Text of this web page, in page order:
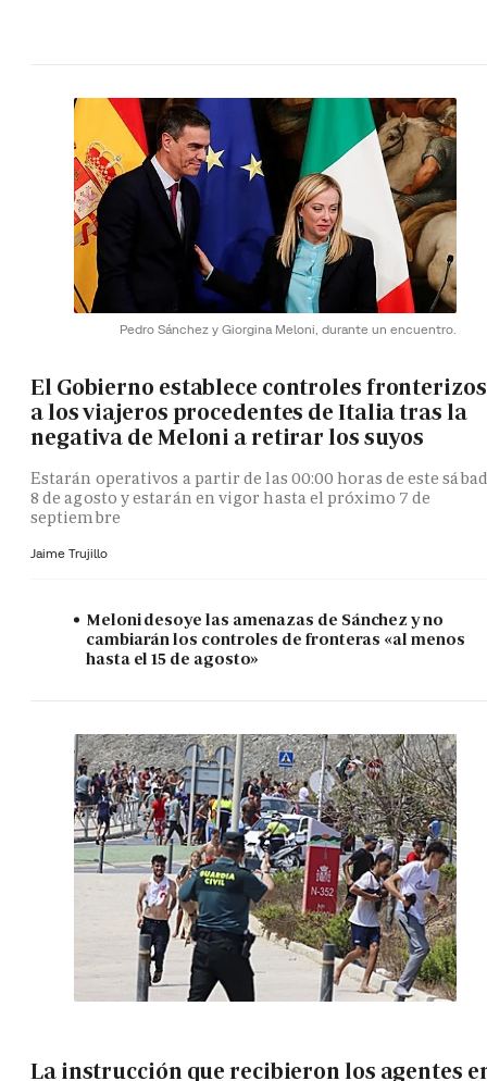
Pedro Sánchez y Giorgina Meloni, durante un encuentro.
El Gobierno establece controles fronterizos
a los viajeros procedentes de Italia tras la
negativa de Meloni a retirar los suyos
Estarán operativos a partir de las 00:00 horas de este
8 de agosto y estarán en vigor hasta el próximo 7 de
septiembre
Jaime Trujillo
Meloni desoye las amenazas de Sánchez y no
cambiarán los controles de fronteras «al menos
hasta el 15 de agosto»
La instrucción que recibieron los agentes